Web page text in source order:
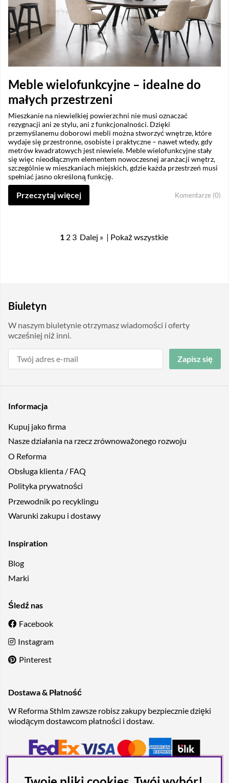
Meble wielofunkcyjne – idealne do
małych przestrzeni
Mieszkanie na niewielkiej powierzchni nie musi oznaczać
rezygnacji ani ze stylu, ani z funkcjonalności. Dzięki
przemyślanemu doborowi mebli można stworzyć wnętrze, które
wydaje się przestronne, osobiste i praktyczne – nawet wtedy, gdy
metrów kwadratowych jest niewiele. Meble wielofunkcyjne stały
się więc nieodłącznym elementem nowoczesnej aranżacji wnętrz,
szczególnie w mieszkaniach miejskich, gdzie każda przestrzeń musi
spełniać jasno określoną funkcję.
Przeczytaj więcej Komentarze (0)
1 2 3 Dalej » | Pokaż wszystkie
Biuletyn
W naszym biuletynie otrzymasz wiadomości i oferty
wcześniej niż inni.
Zapisz się
Informacja
Kupuj jako firma
Nasze działania na rzecz zrównoważonego rozwoju
O Reforma
Obsługa klienta / FAQ
Polityka prywatności
Przewodnik po recyklingu
Warunki zakupu i dostawy
Inspiration
Blog
Marki
Śledź nas
Facebook
Instagram
Pinterest
Dostawa & Płatność
W Reforma Sthlm zawsze robisz zakupy bezpiecznie dzięki
wiodącym dostawcom płatności i dostaw.